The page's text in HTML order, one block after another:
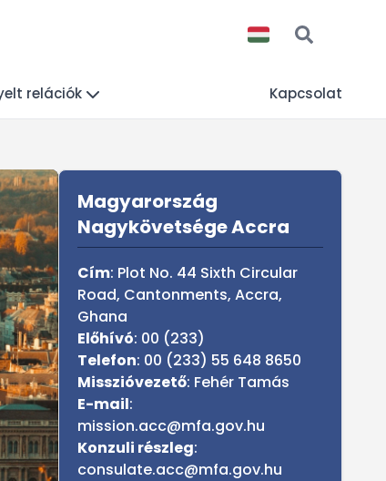
relációk Kapcsolat
Sidebar
Magyarország
Nagykövetsége Accra
Cím: Plot No. 44 Sixth Circular
Road, Cantonments, Accra,
Ghana
Előhívó: 00 (233)
Telefon: 00 (233) 55 648 8650
Misszióvezető: Fehér Tamás
E-mail:
mission.acc@mfa.gov.hu
Konzuli részleg:
consulate.acc@mfa.gov.hu